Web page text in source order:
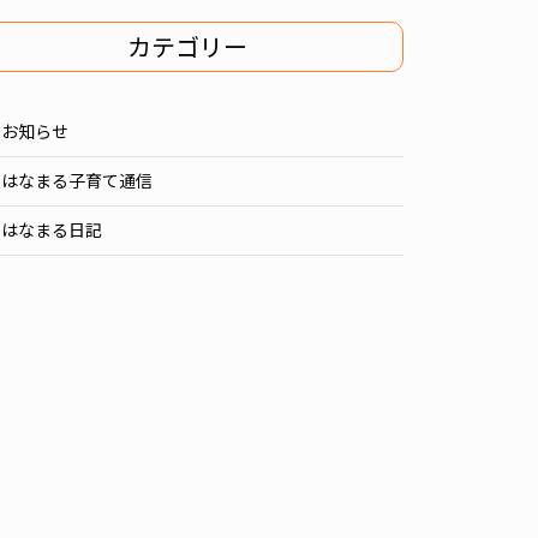
カテゴリー
お知らせ
はなまる子育て通信
はなまる日記